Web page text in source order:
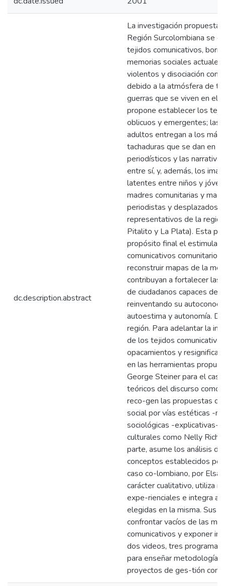
dc.description.abstract
La investigación propuesta
Región Surcolombiana se
tejidos comunicativos,
memorias sociales
violentos y disociación
debido a la atmósfera de
guerras que se viven en el
propone establecer los
oblicuos y emergentes; las
adultos entregan a los
tachaduras que se dan en
periodísticos y las
entre sí, y, además, los
latentes entre niños y
madres comunitarias y
periodistas y desplazados,
representativos de la
Pitalito y La Plata). Esta
propósito final el estimular
comunicativos
reconstruir mapas de la
contribuyan a fortalecer
de ciudadanos capaces de
reinventando su
autoestima y autonomía.
región. Para adelantar la
de los tejidos
opacamientos y
en las herramientas
George Steiner para el
teóricos del discurso como
reco-gen las propuestas
social por vías estéticas -
sociológicas -explicativas-
culturales como Nelly
parte, asume los análisis
conceptos establecidos
caso co-lombiano, por Elsa
carácter cualitativo, utiliza
expe-rienciales e integra a
elegidas en la misma. Sus
confrontar vacíos de las
comunicativos y exponer
dos videos, tres programas
para enseñar
proyectos de ges-tión